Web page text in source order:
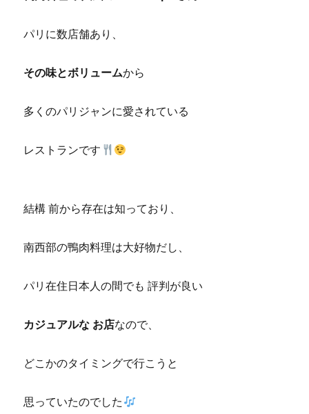
パリに数店舗あり、
その味とボリュームから
多くのパリジャンに愛されている
レストランです
結構 前から存在は知っており、
南西部の鴨肉料理は大好物だし、
パリ在住日本人の間でも 評判が良い
カジュアルな お店なので、
どこかのタイミングで行こうと
思っていたのでした